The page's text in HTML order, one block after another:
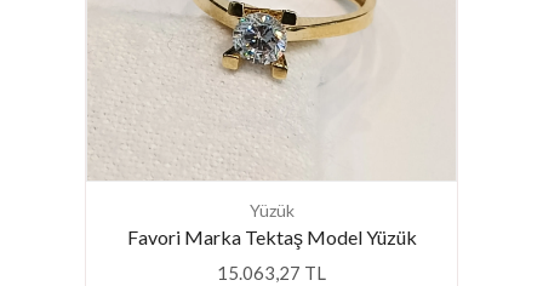
Yüzük
Favori Marka Tektaş Model Yüzük
15.063,27 TL